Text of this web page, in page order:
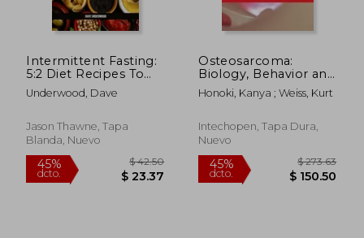
45% 45%
Intermittent Fasting:
5:2 Diet Recipes To
Lose Fat In 7 Days
With Incredible
Plans (A Proven
Guide To Fasting And
Underwood, Dave
Jason Thawne, Tapa
Blanda, Nuevo
Osteosarcoma:
Biology, Behavior and
Mechanisms (en
Inglés)
Honoki, Kanya ; Weiss, Kurt
Intechopen, Tapa Dura,
Nuevo